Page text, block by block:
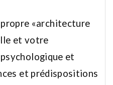
«architecture
et votre
et
et prédispositions